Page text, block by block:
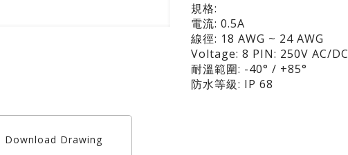
規格:
電流: 0.5A
線徑: 18 AWG ~ 24 AWG
Voltage: 8 PIN: 250V AC/DC
耐溫範圍: -40° / +85°
防水等級: IP 68
Download Drawing